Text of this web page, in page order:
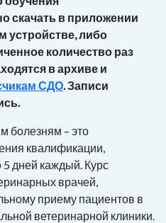
скачать в приложении
устройстве, либо
количество раз
в архиве и
СДО. Записи
болезням – это
квалификации,
дней каждый. Курс
врачей,
приему пациентов в
ветеринарной клиники.